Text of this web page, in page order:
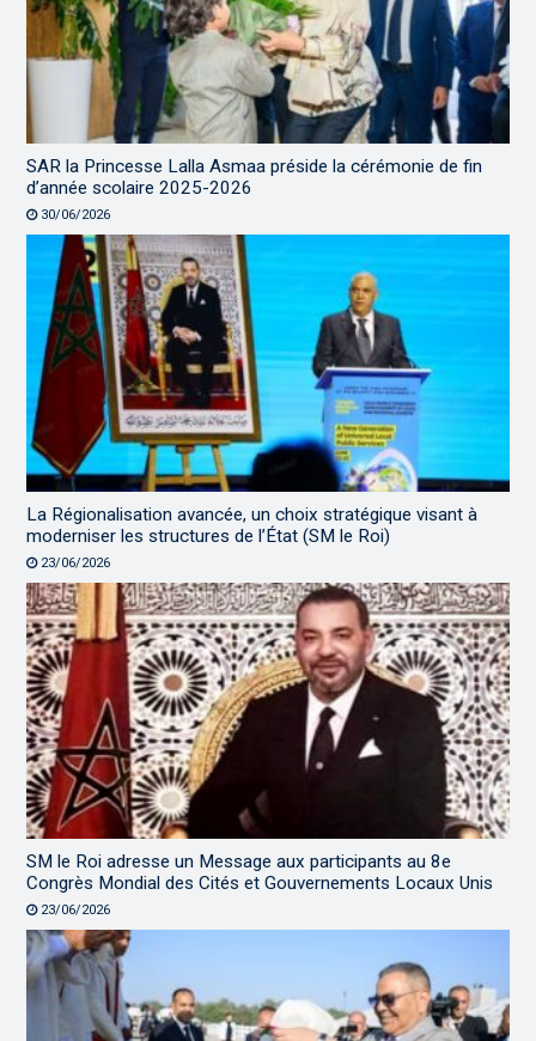
SAR la Princesse Lalla Asmaa préside la cérémonie de fin
d’année scolaire 2025-2026
30/06/2026
La Régionalisation avancée, un choix stratégique visant à
moderniser les structures de l’État (SM le Roi)
23/06/2026
SM le Roi adresse un Message aux participants au 8e
Congrès Mondial des Cités et Gouvernements Locaux Unis
23/06/2026